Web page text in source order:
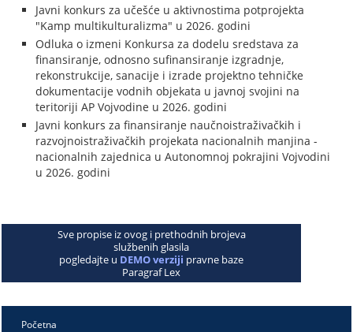
Javni konkurs za učešće u aktivnostima potprojekta
"Kamp multikulturalizma" u 2026. godini
Odluka o izmeni Konkursa za dodelu sredstava za
finansiranje, odnosno sufinansiranje izgradnje,
rekonstrukcije, sanacije i izrade projektno tehničke
dokumentacije vodnih objekata u javnoj svojini na
teritoriji AP Vojvodine u 2026. godini
Javni konkurs za finansiranje naučnoistraživačkih i
razvojnoistraživačkih projekata nacionalnih manjina -
nacionalnih zajednica u Autonomnoj pokrajini Vojvodini
u 2026. godini
Sve propise iz ovog i prethodnih brojeva
službenih glasila
pogledajte u DEMO verziji pravne baze
Paragraf Lex
Početna